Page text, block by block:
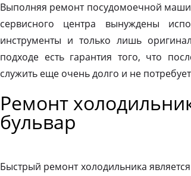
Выполняя ремонт посудомоечной
сервисного центра вынуждены
инструменты и только лишь
подходе есть гарантия того, что
служить еще очень долго и не
Ремонт
бульвар
Быстрый ремонт холодильника